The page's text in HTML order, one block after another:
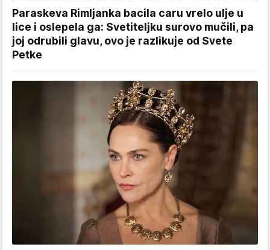
Paraskeva Rimljanka bacila caru vrelo ulje u
lice i oslepela ga: Svetiteljku surovo mučili, pa
joj odrubili glavu, ovo je razlikuje od Svete
Petke